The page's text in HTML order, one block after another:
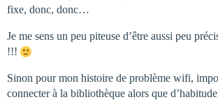
fixe, donc, donc…
Je me sens un peu piteuse d’être aussi peu
!!!
Sinon pour mon histoire de problème wifi,
connecter à la bibliothèque alors que